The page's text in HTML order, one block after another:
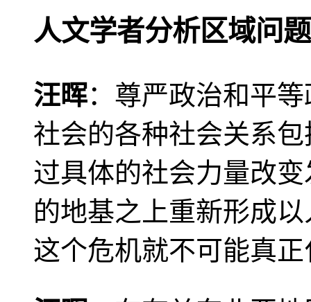
人文学者分析区域问题
汪晖：尊严政治和平
社会的各种社会关系
过具体的社会力量改
的地基之上重新形成
这个危机就不可能真